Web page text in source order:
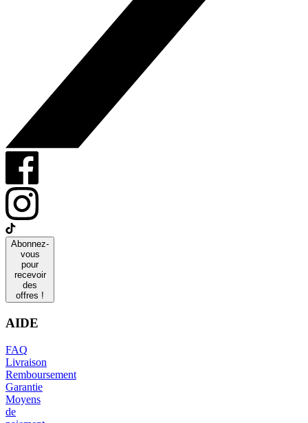
Abonnez-
vous
pour
recevoir
des
offres !
AIDE
FAQ
Livraison
Remboursement
Garantie
Moyens
de